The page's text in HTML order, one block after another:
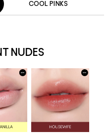
COOL PINKS
NUDES